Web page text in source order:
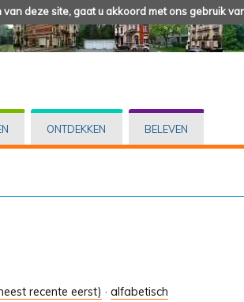
deze site, gaat u akkoord met ons gebruik
ONTDEKKEN BELEVEN
recente eerst) · alfabetisch